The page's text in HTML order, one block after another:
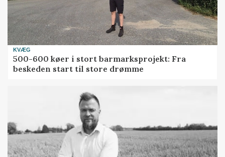
KVÆG
500-600 køer i stort barmarksprojekt: Fra
beskeden start til store drømme